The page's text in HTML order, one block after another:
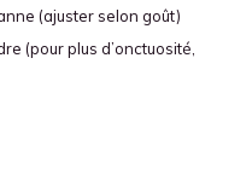
(ajuster selon goût)
(pour plus d’onctuosité,